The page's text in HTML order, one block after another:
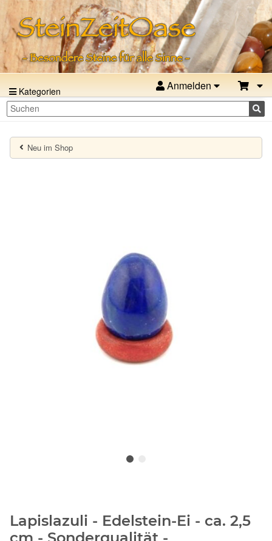
Kategorien Anmelden
Neu im Shop
Lapislazuli - Edelstein-Ei - ca. 2,5